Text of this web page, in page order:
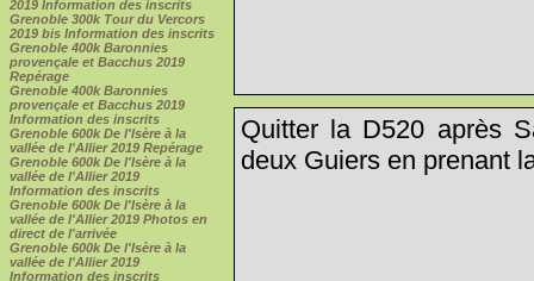
2019 Information des inscrits
Grenoble 300k Tour du Vercors
2019 bis Information des inscrits
Grenoble 400k Baronnies
provençale et Bacchus 2019
Repérage
Grenoble 400k Baronnies
provençale et Bacchus 2019
Information des inscrits
Grenoble 600k De l'Isère à la
vallée de l'Allier 2019 Repérage
Grenoble 600k De l'Isère à la
vallée de l'Allier 2019
Information des inscrits
Grenoble 600k De l'Isère à la
vallée de l'Allier 2019 Photos en
direct de l'arrivée
Grenoble 600k De l'Isère à la
vallée de l'Allier 2019
Information des inscrits
Quitter la D520 après
deux Guiers en prenant